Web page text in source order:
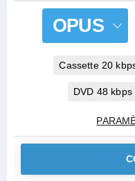
OPUS
Cassette 20
DVD 48 kbps